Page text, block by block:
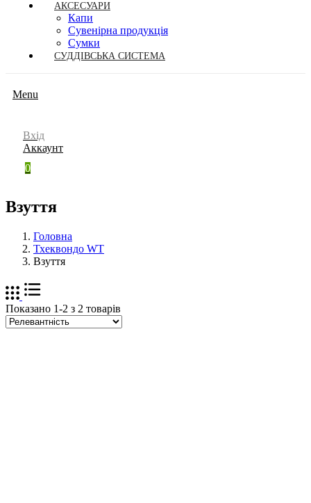
АКСЕСУАРИ
Капи
Сувенірна продукція
Сумки
СУДДІВСЬКА СИСТЕМА
Menu
Вхід
Аккаунт
0
Взуття
Головна
Тхеквондо WT
Взуття
Показано 1-2 з 2 товарів